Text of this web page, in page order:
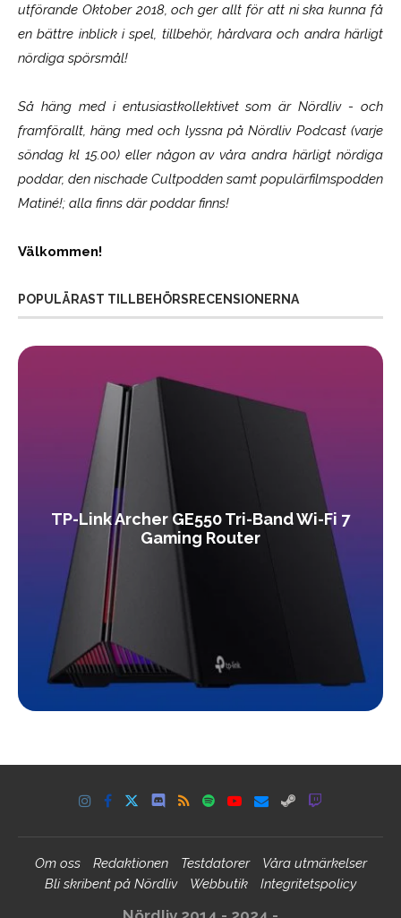
utförande Oktober 2018, och ger allt för att ni ska kunna få
en bättre inblick i spel, tillbehör, hårdvara och andra härligt
nördiga spörsmål!
Så häng med i entusiastkollektivet som ärNördliv- och
framförallt, häng med och lyssna på Nördliv Podcast (varje
söndag kl 15.00) eller någon av våra andra härligt nördiga
poddar, den nischade Cultpodden samt populärfilmspodden
Matiné!; alla finns där poddar finns!
Välkommen!
POPULÄRAST TILLBEHÖRSRECENSIONERNA
TP-Link Archer GE550 Tri-Band Wi-Fi 7
Gaming Router
Om oss Redaktionen Testdatorer
Våra utmärkelser
Bli skribent på Nördliv
Webbutik Integritetspolicy